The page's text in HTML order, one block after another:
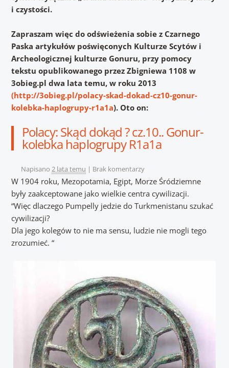
i czystości.
Zapraszam więc do odświeżenia sobie z Czarnego
Paska artykułów poświęconych Kulturze Scytów i
Archeologicznej kulturze Gonuru, przy pomocy
tekstu opublikowanego przez Zbigniewa 1108 w
3obieg.pl dwa lata temu, w roku 2013
(http://3obieg.pl/polacy-skad-dokad-cz10-gonur-
kolebka-haplogrupy-r1a1a). Oto on:
Polacy: Skąd dokąd ? cz.10.. Gonur-
kolebka haplogrupy R1a1a
Napisano 2 lata temu | Brak komentarzy
W 1904 roku, Mezopotamia, Egipt, Morze Śródziemne
były zaakceptowane jako wielkie centra cywilizacji.
“Więc dlaczego Pumpelly jedzie do Turkmenistanu szukać
cywilizacji?
Dla jego kolegów to nie ma sensu, ludzie nie mogli tego
zrozumieć. “